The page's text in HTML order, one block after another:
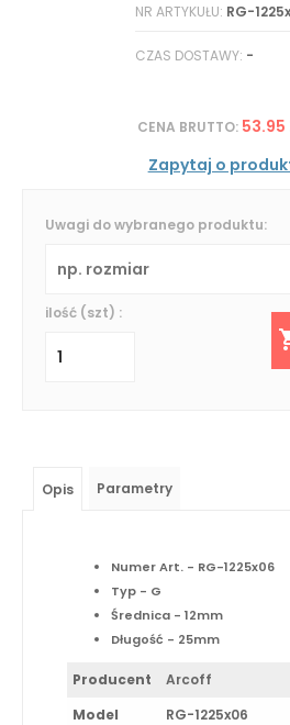
NR ARTYKUŁU: RG-
CZAS DOSTAWY: -
CENA BRUTTO: 53.95
Zapytaj o
Uwagi do wybranego produktu:
ilość (szt) :
Opis Parametry
Numer Art. - RG-1225x06
Typ - G
Średnica - 12mm
Długość - 25mm
Producent
Arcoff
Model
RG-1225x06